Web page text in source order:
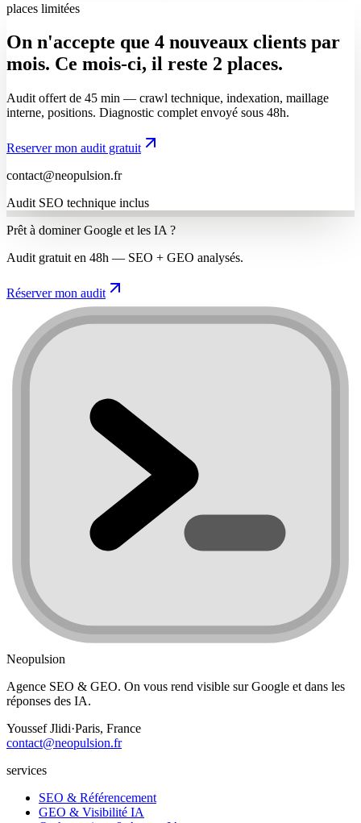
places limitées
On n'accepte que 4 nouveaux clients par
mois. Ce mois-ci, il reste 2 places.
Audit offert de 45 min — crawl technique, indexation, maillage
interne, positions. Diagnostic complet envoyé sous 48h.
Reserver mon audit gratuit
contact@neopulsion.fr
Audit SEO technique inclus
Prêt à dominer Google et les IA ?
Audit gratuit en 48h — SEO + GEO analysés.
Réserver mon audit
Neopulsion
Agence SEO & GEO. On vous rend visible sur Google et dans les
réponses des IA.
Youssef Jlidi·Paris, France
contact@neopulsion.fr
services
SEO & Référencement
GEO & Visibilité IA